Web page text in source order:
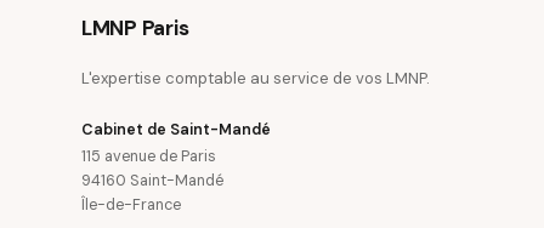
LMNP Paris
L'expertise comptable au service de vos LMNP.
Cabinet de Saint-Mandé
115 avenue de Paris
94160 Saint-Mandé
Île-de-France